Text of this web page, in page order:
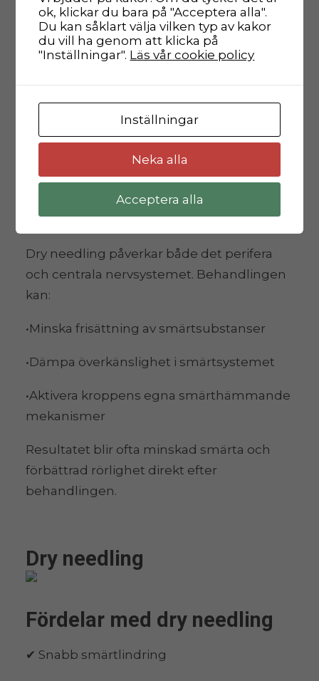
Förbättrad cirkulation
Triggerpunkter har ofta nedsatt blodflöde
och syretillförsel. Nålinsertionen:
•Förbättrar syresättning
•Påskyndar borttransport av
smärtframkallande ämnen
Minskad smärtsignalering
Dry needling påverkar både det perifera
och centrala nervsystemet. Behandlingen
kan:
•Minska frisättning av smärtsubstanser
•Dämpa överkänslighet i smärtsystemet
•Aktivera kroppens egna smärthämmande
mekanismer
Resultatet blir ofta minskad smärta och
förbättrad rörlighet direkt efter
behandlingen.
Dry needling
Fördelar med dry needling
✔ Snabb smärtlindring
ok, klickar du bara på "Acceptera alla".
Du kan såklart välja vilken typ av kakor
du vill ha genom att klicka på
"Inställningar". Läs vår cookie policy
Inställningar
Neka alla
Acceptera alla